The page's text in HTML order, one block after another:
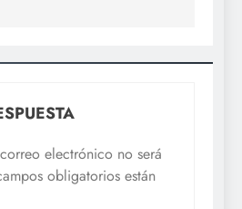
electrónico no será
obligatorios están